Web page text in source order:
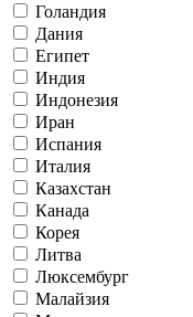
Голандия
Дания
Египет
Индия
Индонезия
Иран
Испания
Италия
Казахстан
Канада
Корея
Литва
Люксембург
Малайзия